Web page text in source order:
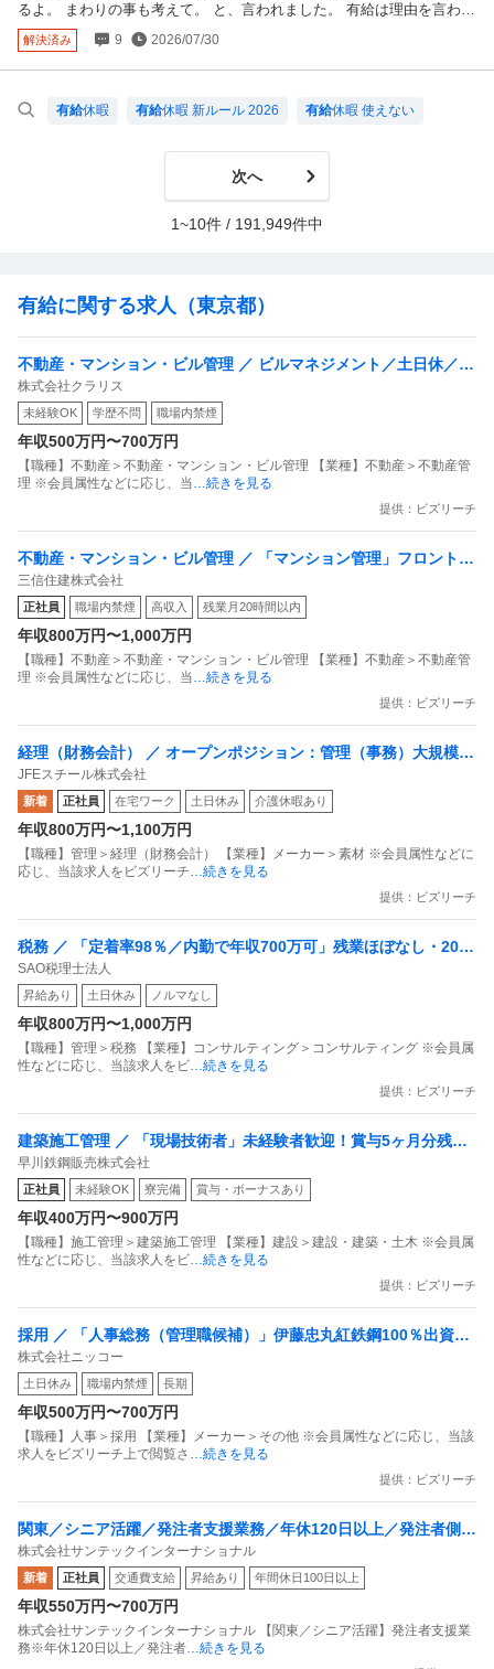
るよ。 まわりの事も考えて。 と、言われました。 有給は理由を言わな
くても、休めるという認識でしたが、 社長のこの対応は普通なのでし
ょうか？ 私には、脅しに感じました。 それだけでは無く、 普段からパ
ワハラが酷く、理不尽な目にあっています。 この件も含め労働基準監
解決済み 9 2026/07/30
有給休暇 有給休暇 新ルール 2026 有給休暇 使えない
次へ
1~10件 / 191,949件中
有給に関する求人（東京都）
不動産・マンション・ビル管理 ／ ビルマネジメント／土日休／年
休120日／残業月20時間以下／転勤無し／夜勤及び夜間の呼出な
し
株式会社クラリス
未経験OK 学歴不問 職場内禁煙
年収500万円〜700万円
【職種】不動産＞不動産・マンション・ビル管理 【業種】不動産＞不動産管
理 ※会員属性などに応じ、当…続きを見る
提供：ビズリーチ
不動産・マンション・ビル管理 ／ 「マンション管理」フロント職
／年収600万〜1000万／年間休日134日
三信住建株式会社
正社員 職場内禁煙 高収入 残業月20時間以内
年収800万円〜1,000万円
【職種】不動産＞不動産・マンション・ビル管理 【業種】不動産＞不動産管
理 ※会員属性などに応じ、当…続きを見る
提供：ビズリーチ
経理（財務会計） ／ オープンポジション：管理（事務）大規模な
社会インフラを支える／時短や在宅勤務など／安定して働き続け
るための制度多数
JFEスチール株式会社
新着 正社員 在宅ワーク 土日休み 介護休暇あり
年収800万円〜1,100万円
【職種】管理＞経理（財務会計） 【業種】メーカー＞素材 ※会員属性などに
応じ、当該求人をビズリーチ…続きを見る
提供：ビズリーチ
税務 ／ 「定着率98％／内勤で年収700万可」残業ほぼなし・200
項目の評価制度で“自身の頑張り”がクリアに評価される会計内勤
スタッフ
SAO税理士法人
昇給あり 土日休み ノルマなし
年収800万円〜1,000万円
【職種】管理＞税務 【業種】コンサルティング＞コンサルティング ※会員属
性などに応じ、当該求人をビ…続きを見る
提供：ビズリーチ
建築施工管理 ／ 「現場技術者」未経験者歓迎！賞与5ヶ月分残業2
0時間未満社宅制度あり〜利益は最大限社員に還元します〜
早川鉄鋼販売株式会社
正社員 未経験OK 寮完備 賞与・ボーナスあり
年収400万円〜900万円
【職種】施工管理＞建築施工管理 【業種】建設＞建設・建築・土木 ※会員属
性などに応じ、当該求人をビ…続きを見る
提供：ビズリーチ
採用 ／ 「人事総務（管理職候補）」伊藤忠丸紅鉄鋼100％出資／
鋼管専門商社／将来的な制度企画にも携わる／年休125日・残業月
15h程度・抜群の福利厚生
株式会社ニッコー
土日休み 職場内禁煙 長期
年収500万円〜700万円
【職種】人事＞採用 【業種】メーカー＞その他 ※会員属性などに応じ、当該
求人をビズリーチ上で閲覧さ …続きを見る
提供：ビズリーチ
関東／シニア活躍／発注者支援業務／年休120日以上／発注者側／
官公庁で内勤／残業20h程度
株式会社サンテックインターナショナル
新着 正社員 交通費支給 昇給あり 年間休日100日以上
年収550万円〜700万円
株式会社サンテックインターナショナル 【関東／シニア活躍】発注者支援業
務※年休120日以上／発注者…続きを見る